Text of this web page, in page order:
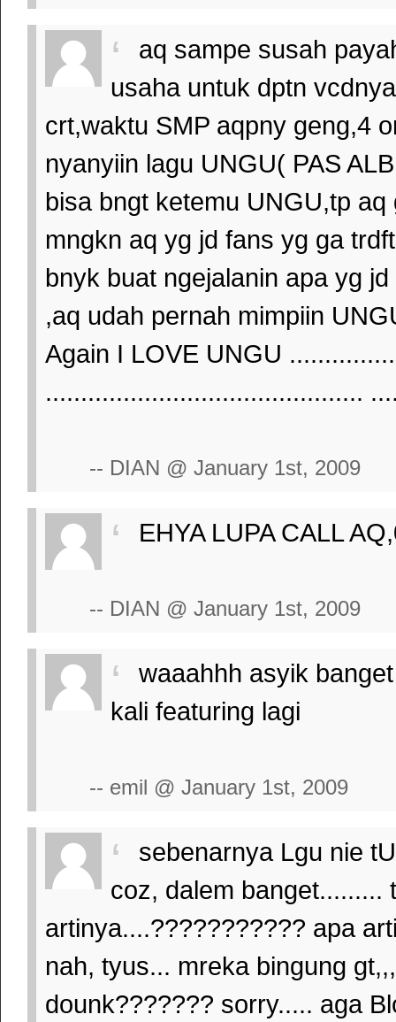
aq sampe susah
usaha untuk dptn
crt,waktu SMP aqpny geng,4
nyanyiin lagu UNGU( PAS
bisa bngt ketemu UNGU,tp
mngkn aq yg jd fans yg ga
bnyk buat ngejalanin apa yg
,aq udah pernah mimpiin
Again I LOVE UNGU
.............................................
-- DIAN @ January 1st, 2009
EHYA LUPA CALL
-- DIAN @ January 1st, 2009
waaahhh asyik
kali featuring lagi
-- emil @ January 1st, 2009
sebenarnya Lgu nie
coz, dalem banget.........
artinya....??????????? apa
nah, tyus... mreka bingung
dounk??????? sorry..... aga